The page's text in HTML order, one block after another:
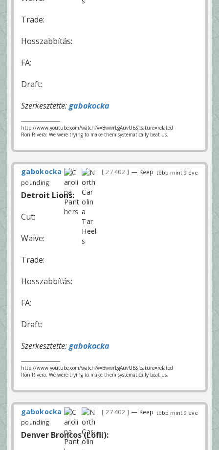
Trade:
Hosszabbítás:
FA:
Draft:
Szerkesztette:gabokocka
http://www.youtube.com/watch?v=BwwrLgAuvUE&feature=related
Ron Rivera: We were trying to make them systematically beat us.
több mint 9 éve
gabokocka 27 402
— Keep
pounding
Detroit Lions:
Cut:
Waive:
Trade:
Hosszabbítás:
FA:
Draft:
Szerkesztette:gabokocka
http://www.youtube.com/watch?v=BwwrLgAuvUE&feature=related
Ron Rivera: We were trying to make them systematically beat us.
több mint 9 éve
gabokocka 27 402
— Keep
pounding
Denver Broncos (Löfli):